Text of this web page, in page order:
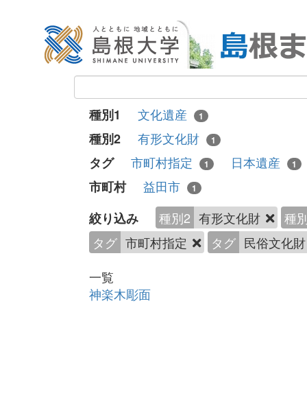
種別1 文化遺産 1
種別2 有形文化財 1
タグ 市町村指定 1 日本遺産 1
市町村 益田市 1
絞り込み 種別2 有形文化財
種
タグ 市町村指定 タグ 民俗文化
一覧
神楽木彫面